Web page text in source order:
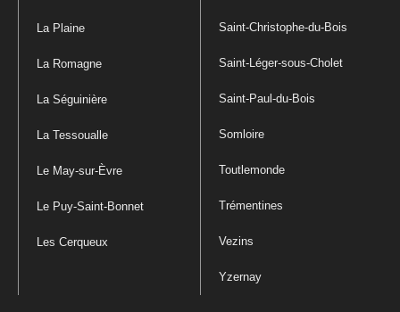
La Plaine
La Romagne
La Séguinière
La Tessoualle
Le May-sur-Èvre
Le Puy-Saint-Bonnet
Les Cerqueux
Saint-Christophe-du-Bois
Saint-Léger-sous-Cholet
Saint-Paul-du-Bois
Somloire
Toutlemonde
Trémentines
Vezins
Yzernay